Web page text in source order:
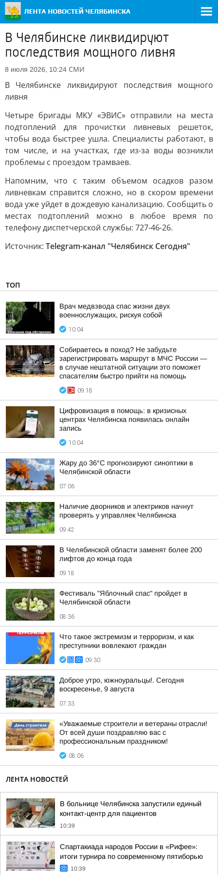
В Челябинске ликвидируют
последствия мощного ливня
8 июля 2026, 10:24 СМИ
В Челябинске ликвидируют последствия мощного
ливня
Четыре бригады МКУ «ЭВИС» отправили на места
подтоплений для прочистки ливневых решеток,
чтобы вода быстрее ушла. Специалисты работают, в
том числе, и на участках, где из-за воды возникли
проблемы с проездом трамваев.
Напомним, что с таким объемом осадков разом
ливневкам справится сложно, но в скором времени
вода уже уйдет в дождевую канализацию. Сообщить о
местах подтоплений можно в любое время по
телефону диспетчерской службы: 727-46-26.
Источник: Telegram-канал "Челябинск Сегодня"
ТОП
Врач медвзвода спас жизни двух
военнослужащих, рискуя собой
10:04
Собираетесь в поход? Не забудьте
зарегистрировать маршрут в МЧС России —
в случае нештатной ситуации это поможет
спасателям быстро прийти на помощь
09:18
Цифровизация в помощь: в кризисных
центрах Челябинска появилась онлайн
запись
10:04
Жару до 36°С прогнозируют синоптики в
Челябинской области
07:06
Наличие дворников и электриков начнут
проверять у управляек Челябинска
09:42
В Челябинской области заменят более 200
лифтов до конца года
09:18
Фестиваль "Яблочный спас" пройдет в
Челябинской области
08:36
Что такое экстремизм и терроризм, и как
преступники вовлекают граждан
09:30
Доброе утро, южноуральцы!. Сегодня
воскресенье, 9 августа
07:33
«Уважаемые строители и ветераны отрасли!
От всей души поздравляю вас с
профессиональным праздником!
08:06
ЛЕНТА НОВОСТЕЙ
В больнице Челябинска запустили единый
контакт-центр для пациентов
10:39
Спартакиада народов России в «Рифее»:
итоги турнира по современному пятиборью
10:39